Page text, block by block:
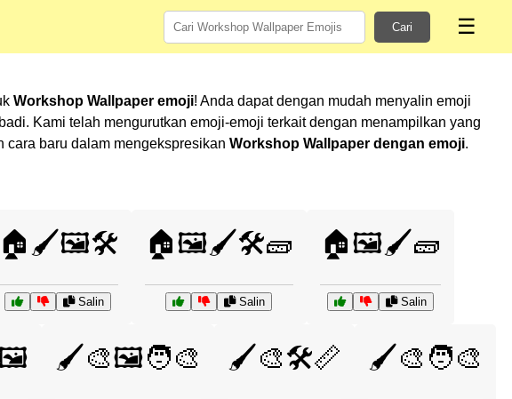
Cari ☰
Workshop Wallpaper emoji! Anda dapat dengan mudah menyalin emoji
Kami telah mengurutkan emoji-emoji terkait dengan menampilkan yang
baru dalam mengekspresikan Workshop Wallpaper dengan emoji.
🏠🖌️🖼️🛠️
Salin
🏠🖼️🖌️🛠️🧱
Salin
🏠🖼️🖌️🧱
Salin
🖌️🎨🖼️🧑‍🎨 🖌️🎨🛠️📏 🖌️🎨🧑‍🎨